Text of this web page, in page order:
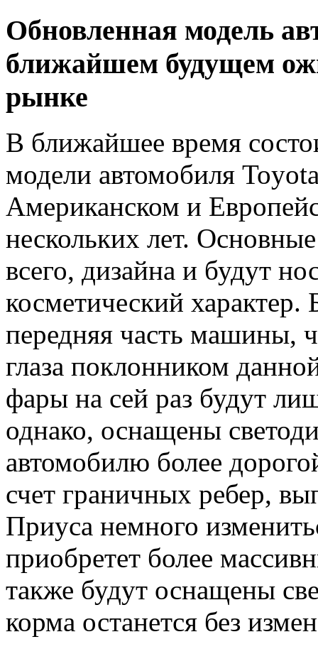
Обновленная модель
ближайшем будущем
рынке
В ближайшее время
модели автомобиля
Американском и
нескольких лет.
всего, дизайна и будут
косметический характер.
передняя часть машины,
глаза поклонником
фары на сей раз будут
однако, оснащены
автомобилю более
счет граничных ребер,
Приуса немного
приобретет более
также будут оснащены
корма останется без